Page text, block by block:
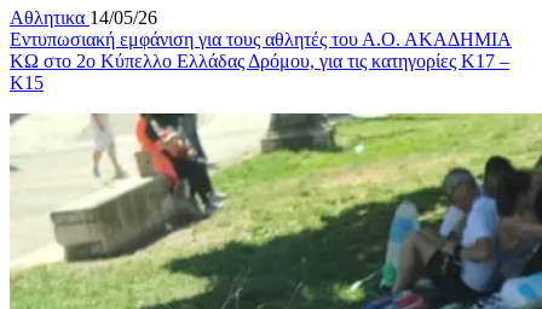
Αθλητικα 14/05/26
Eντυπωσιακή εμφάνιση για τους αθλητές του Α.Ο. ΑΚΑΔΗΜΙΑ
ΚΩ στο 2ο Κύπελλο Ελλάδας Δρόμου, για τις κατηγορίες Κ17 –
Κ15